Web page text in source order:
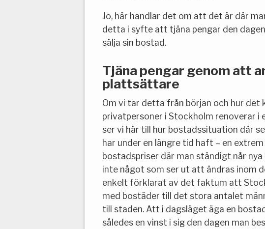
Jo, här handlar det om att det är där
detta i syfte att tjäna pengar den
sälja sin bostad.
Tjäna pengar genom att
plattsättare
Om vi tar detta från början och hur det
privatpersoner i Stockholm renoverar
ser vi här till hur bostadssituation där
har under en längre tid haft – en
bostadspriser där man ständigt når
inte något som ser ut att ändras inom
enkelt förklarat av det faktum att
med bostäder till det stora antalet
till staden. Att i dagsläget äga en
således en vinst i sig den dagen man